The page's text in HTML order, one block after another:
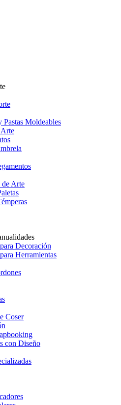
Pastas Moldeables
de Arte
Decoración
Herramientas
Coser
con Diseño